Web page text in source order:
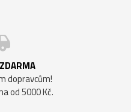
dopravcům!
od 5000 Kč.